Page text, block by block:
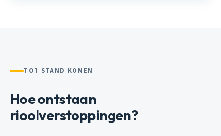
TOT STAND KOMEN
Hoe ontstaan
rioolverstoppingen?